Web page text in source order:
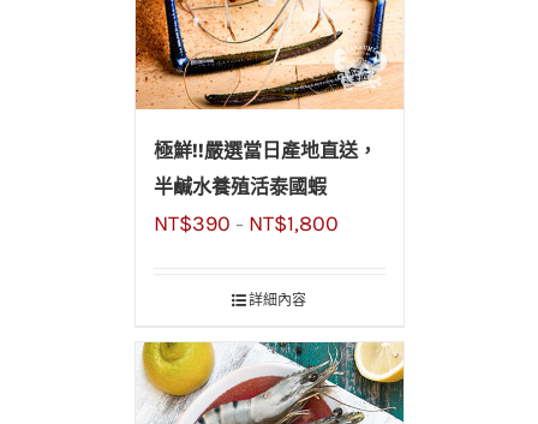
極鮮!!嚴選當日產地直送，
半鹹水養殖活泰國蝦
NT$390 – NT$1,800
詳細內容